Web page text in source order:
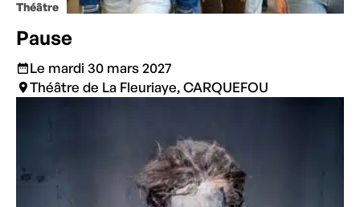
Théâtre
Pause
Le mardi 30 mars 2027
Théâtre de La Fleuriaye, CARQUEFOU